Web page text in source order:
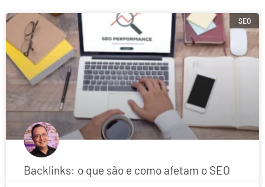
SEO
Backlinks: o que são e como afetam o SEO